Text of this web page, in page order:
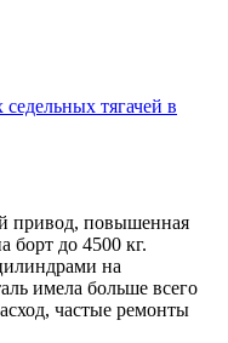
тягачей в
привод, повышенная
борт до 4500 кг.
на
имела больше всего
частые ремонты